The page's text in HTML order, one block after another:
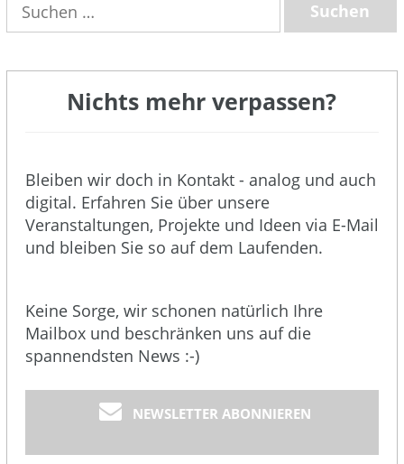
nach:
Nichts mehr verpassen?
Bleiben wir doch in Kontakt - analog und auch
digital. Erfahren Sie über unsere
Veranstaltungen, Projekte und Ideen via E-Mail
und bleiben Sie so auf dem Laufenden.
Keine Sorge, wir schonen natürlich Ihre
Mailbox und beschränken uns auf die
spannendsten News :-)
NEWSLETTER ABONNIEREN